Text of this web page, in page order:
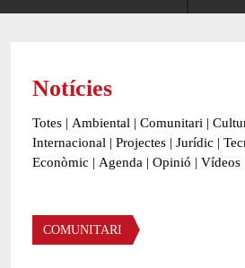
Notícies
Totes | Ambiental | Comunitari |
Internacional | Projectes | Jurídic |
Econòmic | Agenda | Opinió | Vídeos
Àmbit de la notícia
COMUNITARI